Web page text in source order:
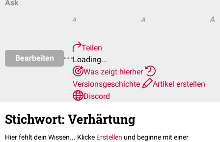
Ask
Bearbeiten
A A A
Teilen
Loading...
Was zeigt hierher
Versionsgeschichte
Artikel erstellen
Discord
Stichwort: Verhärtung
Hier fehlt dein Wissen... Klicke Erstellen und beginne mit einer